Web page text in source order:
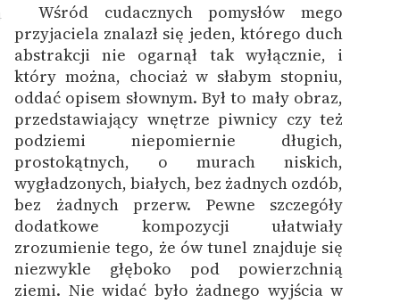
Wśród cudacznych pomysłów mego
przyjaciela znalazł się jeden, którego duch
abstrakcji nie ogarnął tak wyłącznie, i
który można, chociaż w słabym stopniu,
oddać opisem słownym. Był to mały obraz,
przedstawiający wnętrze piwnicy czy też
podziemi niepomiernie długich,
prostokątnych, o murach niskich,
wygładzonych, białych, bez żadnych ozdób,
bez żadnych przerw. Pewne szczegóły
dodatkowe kompozycji ułatwiały
zrozumienie tego, że ów tunel znajduje się
niezwykle głęboko pod powierzchnią
ziemi. Nie widać było żadnego wyjścia w